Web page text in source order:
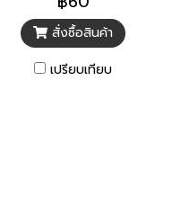
สั่งซื้อสินค้า
เปรียบเทียบ